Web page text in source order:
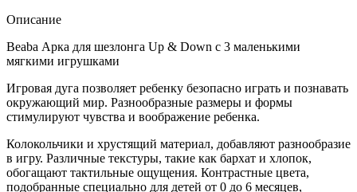
Описание
Beaba Арка для шезлонга Up & Down с 3 маленькими
мягкими игрушками
Игровая дуга позволяет ребенку безопасно играть и познавать
окружающий мир. Разнообразные размеры и формы
стимулируют чувства и воображение ребенка.
Колокольчики и хрустящий материал, добавляют разнообразие
в игру. Различные текстуры, такие как бархат и хлопок,
обогащают тактильные ощущения. Контрастные цвета,
подобранные специально для детей от 0 до 6 месяцев,